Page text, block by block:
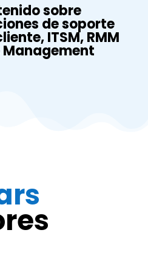
sobre
de soporte
ITSM, RMM
Management